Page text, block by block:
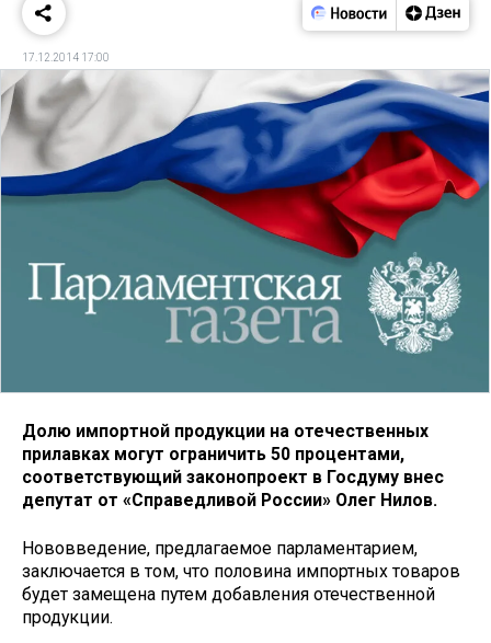
17.12.2014 17:00
Долю импортной продукции на отечественных
прилавках могут ограничить 50 процентами,
соответствующий законопроект в Госдуму внес
депутат от «Справедливой России» Олег Нилов.
Нововведение, предлагаемое парламентарием,
заключается в том, что половина импортных товаров
будет замещена путем добавления отечественной
продукции.